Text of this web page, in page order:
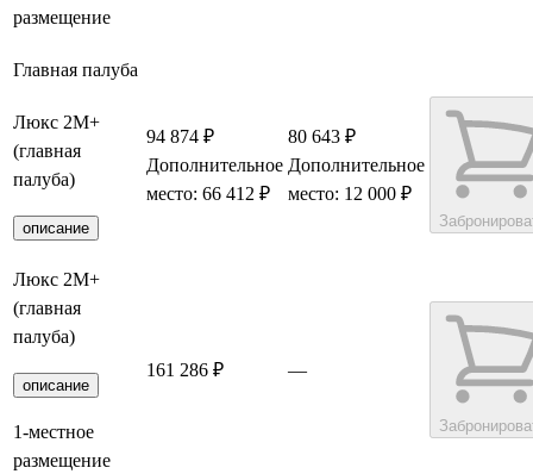
размещение
Главная палуба
Люкс 2М+
(главная
палуба)
описание
94 874 ₽
Дополнительное
место: 66 412 ₽
80 643 ₽
Дополнительное
место: 12 000 ₽
Люкс 2М+
(главная
палуба)
описание
1-местное
размещение
161 286 ₽ —